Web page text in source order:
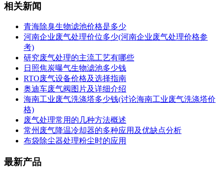
相关新闻
青海除臭生物滤池价格是多少
河南企业废气处理价位多少(河南企业废气处理价格参
考)
研究废气处理的主流工艺有哪些
日照焦炭曝气生物滤池多少钱
RTO废气设备价格及选择指南
奥迪车废气阀图片及详细介绍
海南工业废气洗涤塔多少钱(讨论海南工业废气洗涤塔价
格)
废气处理常用的几种方法概述
常州废气降温冷却器的多种应用及优缺点分析
布袋除尘器处理粉尘时的应用
最新产品